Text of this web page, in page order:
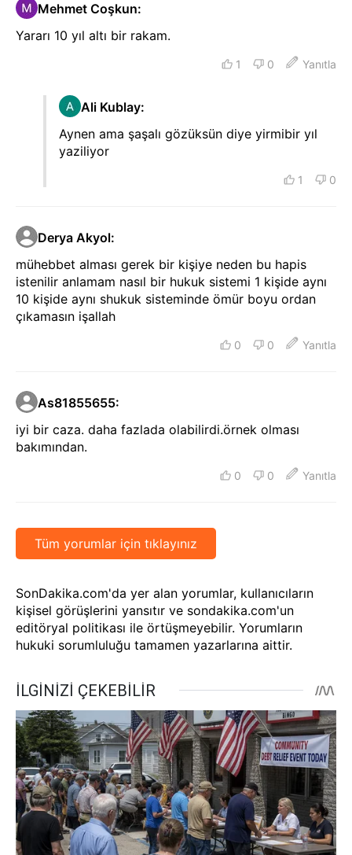
Mehmet Coşkun:
Yararı 10 yıl altı bir rakam.
1 0 Yanıtla
Ali Kublay:
Aynen ama şaşalı gözüksün diye yirmibir yıl
yaziliyor
1 0
Derya Akyol:
mühebbet alması gerek bir kişiye neden bu hapis
istenilir anlamam nasıl bir hukuk sistemi 1 kişide aynı
10 kişide aynı shukuk sisteminde ömür boyu ordan
çıkamasın işallah
0 0 Yanıtla
As81855655:
iyi bir caza. daha fazlada olabilirdi.örnek olması
bakımından.
0 0 Yanıtla
Tüm yorumlar için tıklayınız
SonDakika.com'da yer alan yorumlar, kullanıcıların
kişisel görüşlerini yansıtır ve sondakika.com'un
editöryal politikası ile örtüşmeyebilir. Yorumların
hukuki sorumluluğu tamamen yazarlarına aittir.